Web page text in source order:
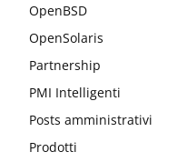
OpenBSD
OpenSolaris
Partnership
PMI Intelligenti
Posts amministrativi
Prodotti